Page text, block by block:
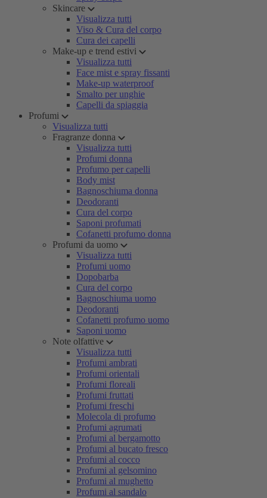
Skincare
Visualizza tutti
Viso & Cura del corpo
Cura dei capelli
Make-up e trend estivi
Visualizza tutti
Face mist e spray fissanti
Make-up waterproof
Smalto per unghie
Capelli da spiaggia
Profumi
Visualizza tutti
Fragranze donna
Visualizza tutti
Profumi donna
Profumo per capelli
Body mist
Bagnoschiuma donna
Deodoranti
Cura del corpo
Saponi profumati
Cofanetti profumo donna
Profumi da uomo
Visualizza tutti
Profumi uomo
Dopobarba
Cura del corpo
Bagnoschiuma uomo
Deodoranti
Cofanetti profumo uomo
Saponi uomo
Note olfattive
Visualizza tutti
Profumi ambrati
Profumi orientali
Profumi floreali
Profumi fruttati
Profumi freschi
Molecola di profumo
Profumi agrumati
Profumi al bergamotto
Profumi al bucato fresco
Profumi al cocco
Profumi al gelsomino
Profumi al mughetto
Profumi al sandalo